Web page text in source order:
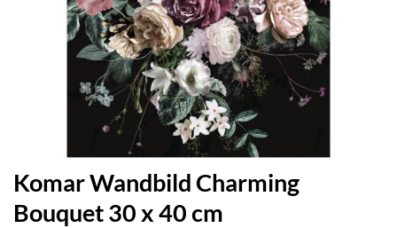
Komar Wandbild Charming
Bouquet 30 x 40 cm